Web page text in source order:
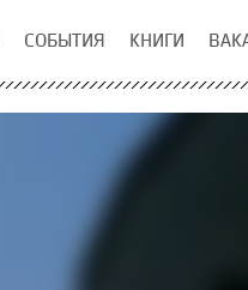
СОБЫТИЯ КНИГИ